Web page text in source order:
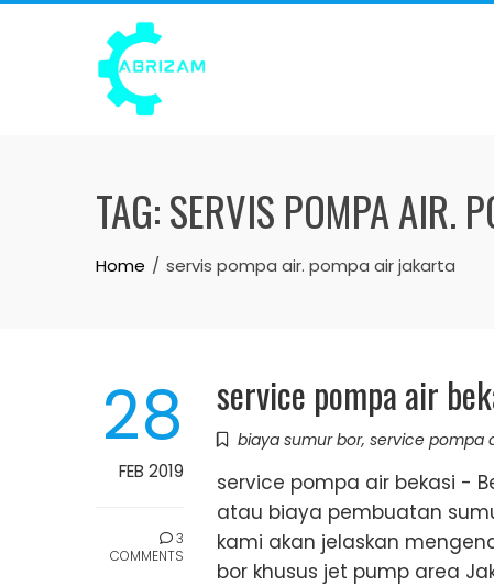
Skip
TAG:SERVIS POMPA AIR.
Home servis pompa air. pompa air jakarta
28
FEB 2019
3
COMMENTS
service pompa air
biaya sumur bor, service pompa
service pompa air bekasi -
atau biaya pembuatan
kami akan jelaskan
bor khusus jet pump area